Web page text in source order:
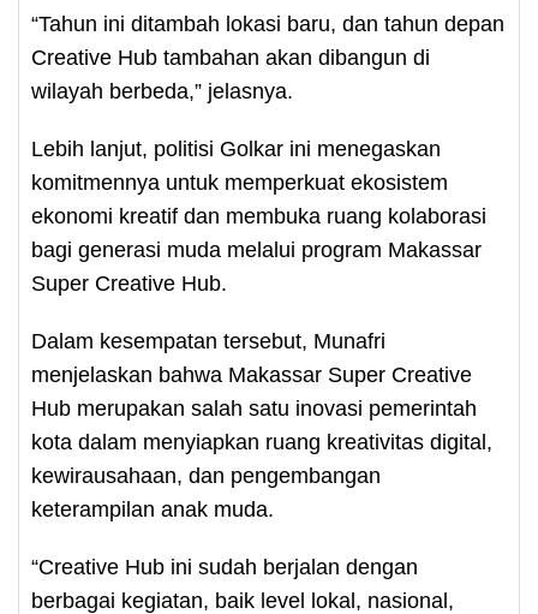
“Tahun ini ditambah lokasi baru, dan tahun depan
Creative Hub tambahan akan dibangun di
wilayah berbeda,” jelasnya.
Lebih lanjut, politisi Golkar ini menegaskan
komitmennya untuk memperkuat ekosistem
ekonomi kreatif dan membuka ruang kolaborasi
bagi generasi muda melalui program Makassar
Super Creative Hub.
Dalam kesempatan tersebut, Munafri
menjelaskan bahwa Makassar Super Creative
Hub merupakan salah satu inovasi pemerintah
kota dalam menyiapkan ruang kreativitas digital,
kewirausahaan, dan pengembangan
keterampilan anak muda.
“Creative Hub ini sudah berjalan dengan
berbagai kegiatan, baik level lokal, nasional,